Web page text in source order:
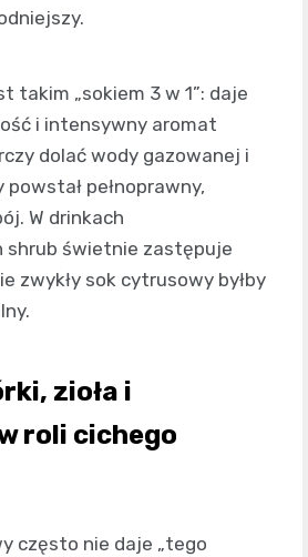
takim „sokiem 3 w 1”: daje
i intensywny aromat
dolać wody gazowanej i
pełnoprawny,
W drinkach
shrub świetnie zastępuje
zwykły sok cytrusowy byłby
zioła i
roli cichego
często nie daje „tego